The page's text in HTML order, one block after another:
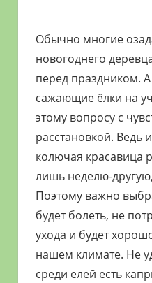
Обычно многие
новогоднего
перед празд­ником.
сажающие ёлки на
этому вопросу с
расстановкой. Ведь
колючая красавица
лишь неделю-
Поэтому важно
будет болеть, не
ухода и будет
нашем климате. Не
среди елей есть